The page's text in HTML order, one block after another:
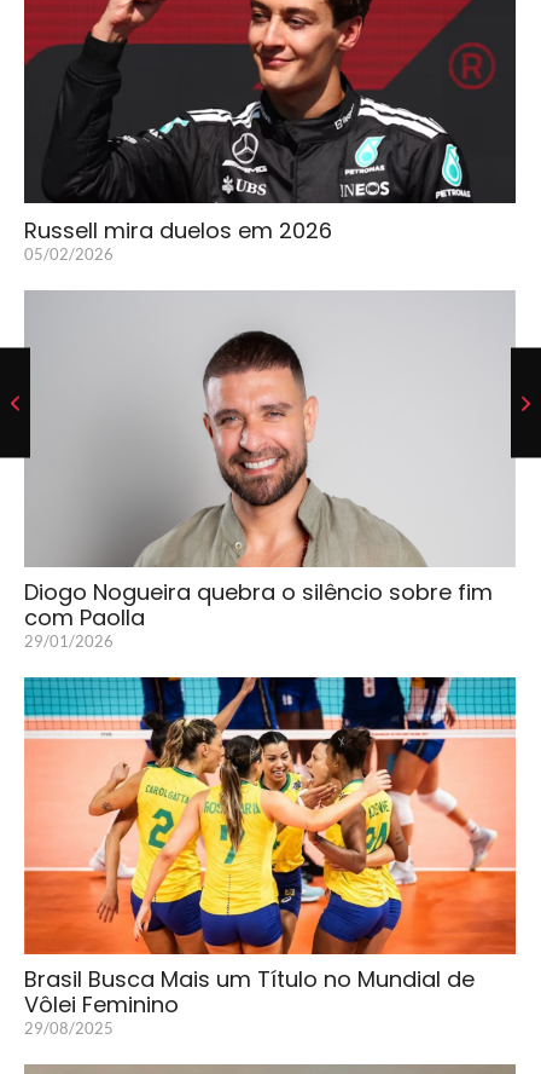
Russell mira duelos em 2026
05/02/2026
Diogo Nogueira quebra o silêncio sobre fim
com Paolla
29/01/2026
Brasil Busca Mais um Título no Mundial de
Vôlei Feminino
29/08/2025